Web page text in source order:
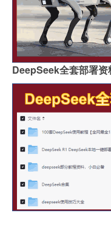
DeepSeek全套部署资